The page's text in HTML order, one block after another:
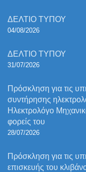
ΔΕΛΤΙΟ ΤΥΠΟΥ
04/08/2026
ΔΕΛΤΙΟ ΤΥΠΟΥ
31/07/2026
Πρόσκληση για τις
συντήρησης
Ηλεκτρολόγο
φορείς του
28/07/2026
Πρόσκληση για τις
επισκευής του